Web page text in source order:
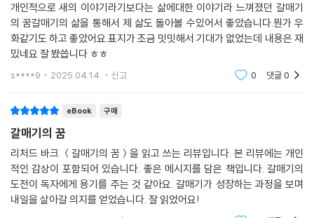
개인적으로 새의 이야기라기보다는 삶에대한 이야기라 느껴졌던 갈매기
의 꿈갈매기의 삶을 통해서 제 삶도 돌아볼 수있어서 좋았습니다.뭔가 우
화같기도 하고 좋았어요.표지가 조금 밋밋해서 기대가 없었는데 내용은 재
밌네요 잘 봤씁니다 ㅎㅎ
s****9 2025.04.14. 신고 0 댓글0
eBook 구매
갈매기의 꿈
리처드 바크 ＜갈매기의 꿈＞을 읽고 쓰는 리뷰입니다. 본 리뷰에는 개인
적인 감상이 포함되어 있습니다. 좋은 메시지를 담은 책입니다. 갈매기의
도전이 독자에게 용기를 주는 것 같아요. 갈매기가 성장하는 과정을 보며
내일을 살아갈 의지를 얻었습니다. 잘 읽었어요!